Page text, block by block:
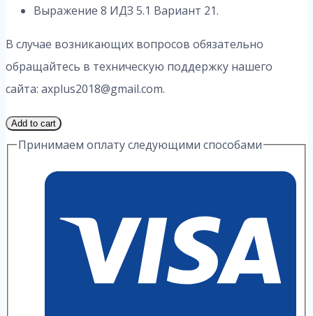
Выражение 8 ИДЗ 5.1 Вариант 21.
В случае возникающих вопросов обязательно
обращайтесь в техническую поддержку нашего
сайта: axplus2018@gmail.com.
1
Часть
Add to cart
Принимаем оплату следующими способами